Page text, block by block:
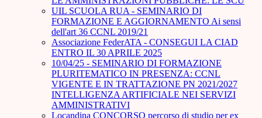
UIL SCUOLA RUA - SEMINARIO DI
FORMAZIONE E AGGIORNAMENTO Ai sensi
dell'art 36 CCNL 2019/21
Associazione FederATA - CONSEGUI LA CIAD
ENTRO IL 30 APRILE 2025
10/04/25 - SEMINARIO DI FORMAZIONE
PLURITEMATICO IN PRESENZA: CCNL
VIGENTE E IN TRATTAZIONE PN 2021/2027
INTELLIGENZA ARTIFICIALE NEI SERVIZI
AMMINISTRATIVI
Locandina CONCORSO percorso di studio per ex